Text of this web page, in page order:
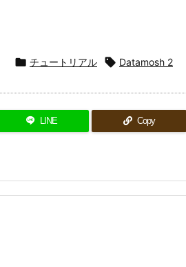
 チュートリアル  Datamosh 2
LINE Copy